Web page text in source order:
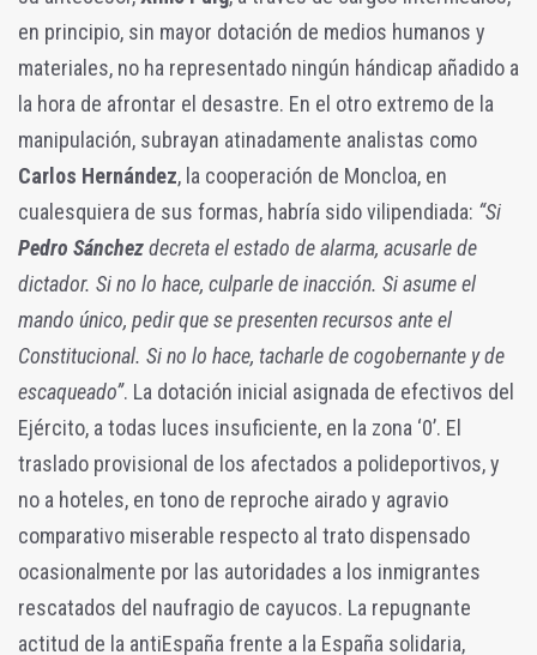
en principio, sin mayor dotación de medios humanos y
materiales, no ha representado ningún hándicap añadido a
la hora de afrontar el desastre. En el otro extremo de la
manipulación, subrayan atinadamente analistas como
Carlos Hernández, la cooperación de Moncloa, en
cualesquiera de sus formas, habría sido vilipendiada: “Si
Pedro Sánchezdecreta el estado de alarma, acusarle de
dictador. Si no lo hace, culparle de inacción. Si asume el
mando único, pedir que se presenten recursos ante el
Constitucional. Si no lo hace, tacharle de cogobernante y de
escaqueado”. La dotación inicial asignada de efectivos del
Ejército, a todas luces insuficiente, en la zona ‘0’. El
traslado provisional de los afectados a polideportivos, y
no a hoteles, en tono de reproche airado y agravio
comparativo miserable respecto al trato dispensado
ocasionalmente por las autoridades a los inmigrantes
rescatados del naufragio de cayucos. La repugnante
actitud de la antiEspaña frente a la España solidaria,